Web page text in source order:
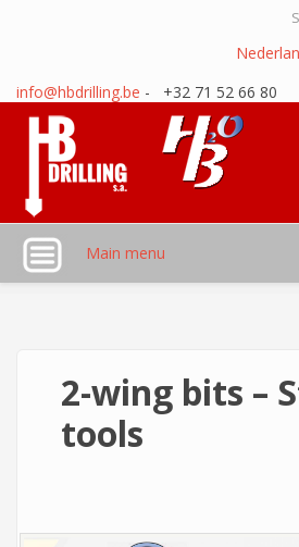
info@hbdrilling.be - +32 71 52 66 80
Main menu
2-wing bits –
tools